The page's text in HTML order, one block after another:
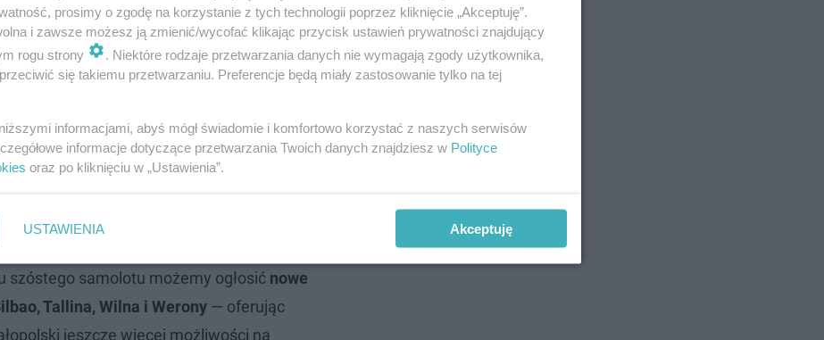
Air
zostały zawieszone po ataku rakietow…
szóstego samolotu możemy ogłosić nowe
Tallina, Wilna i Werony — oferując
jeszcze więcej możliwości na
prosimy o zgodę na korzystanie z tych technologii poprzez kliknięcie „Akceptuję”.
i zawsze możesz ją zmienić/wycofać klikając przycisk ustawień prywatności znajdujący
rogu strony
. Niektóre rodzaje przetwarzania danych nie wymagają zgody użytkownika,
się takiemu przetwarzaniu. Preferencje będą miały zastosowanie tylko na tej
informacjami, abyś mógł świadomie i komfortowo korzystać z naszych serwisów
informacje dotyczące przetwarzania Twoich danych znajdziesz w Polityce
oraz po kliknięciu w „Ustawienia”.
USTAWIENIA Akceptuję